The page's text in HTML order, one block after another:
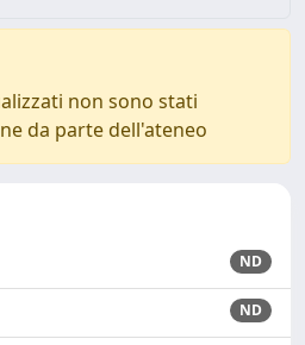
non sono stati
da parte dell'ateneo
ND
ND